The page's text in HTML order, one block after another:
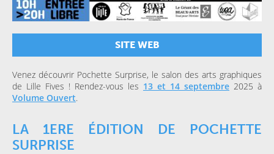
SITE WEB
Venez découvrir Pochette Surprise, le salon des arts graphiques
de Lille Fives ! Rendez-vous les 13 et 14 septembre 2025 à
Volume Ouvert.
LA 1ERE ÉDITION DE POCHETTE
SURPRISE